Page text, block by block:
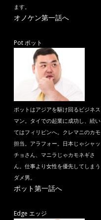
ます。
オノケン第一話へ
Pot ポット
ポットはアジアを駆け回るビジネス
マン。タイでの起業に成功し、続い
てはフィリピンへ。クレマニのカモ
担当。アラフォー。日本じゃシャッ
チョさん、マニラじゃカモネギさ
ん。仕事より女性を優先してしまう
ダメ男。
ポット第一話へ
Edge エッジ